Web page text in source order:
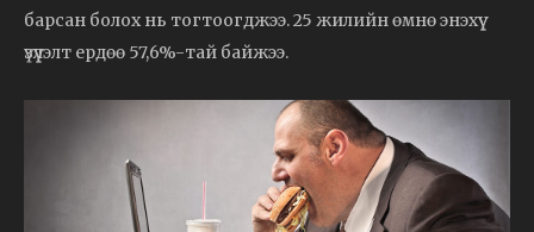
барсан болох нь тогтоогджээ. 25 жилийн өмнө энэхүү
үзүүлэлт ердөө 57,6%-тай байжээ.